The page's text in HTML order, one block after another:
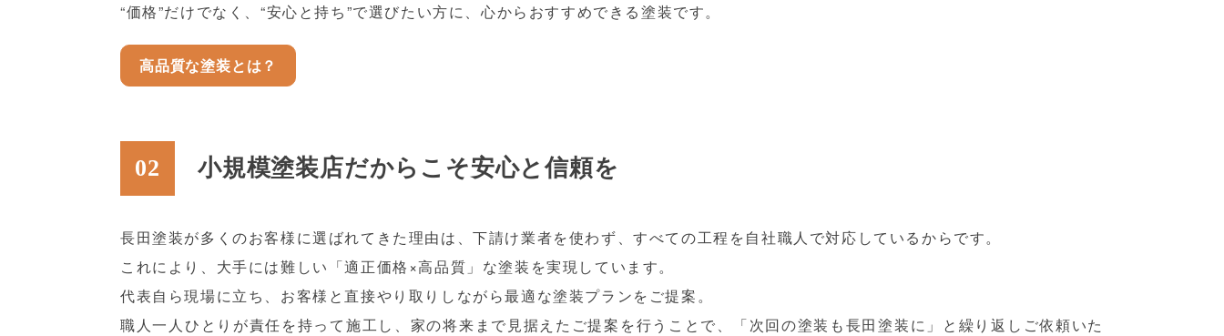
“価格”だけでなく、“安心と持ち”で選びたい方に、心からおすすめできる塗装です。
高品質な塗装とは？
02 小規模塗装店だからこそ安心と信頼を
長田塗装が多くのお客様に選ばれてきた理由は、下請け業者を使わず、すべての工程を自社職人で対応しているからです。
これにより、大手には難しい「適正価格×高品質」な塗装を実現しています。
代表自ら現場に立ち、お客様と直接やり取りしながら最適な塗装プランをご提案。
職人一人ひとりが責任を持って施工し、家の将来まで見据えたご提案を行うことで、「次回の塗装も長田塗装に」と繰り返しご依頼いた